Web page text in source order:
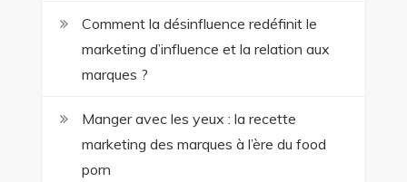
Comment la désinfluence redéfinit le
marketing d’influence et la relation aux
marques ?
Manger avec les yeux : la recette
marketing des marques à l’ère du food
porn